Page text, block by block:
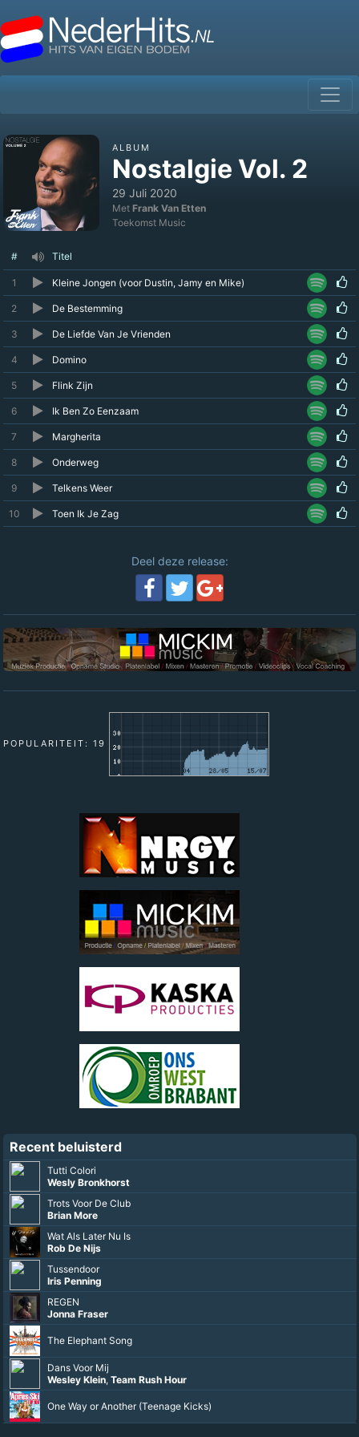
ALBUM
Nostalgie Vol. 2
29 Juli 2020
Met Frank Van Etten
Toekomst Music
# Titel
1 Kleine Jongen (voor Dustin, Jamy en Mike)
2 De Bestemming
3 De Liefde Van Je Vrienden
4 Domino
5 Flink Zijn
6 Ik Ben Zo Eenzaam
7 Margherita
8 Onderweg
9 Telkens Weer
10 Toen Ik Je Zag
Deel deze release:
POPULARITEIT: 19
Recent beluisterd
Tutti Colori
Wesly Bronkhorst
Trots Voor De Club
Brian More
Wat Als Later Nu Is
Rob De Nijs
Tussendoor
Iris Penning
REGEN
Jonna Fraser
The Elephant Song
Dans Voor Mij
Wesley Klein, Team Rush Hour
One Way or Another (Teenage Kicks)